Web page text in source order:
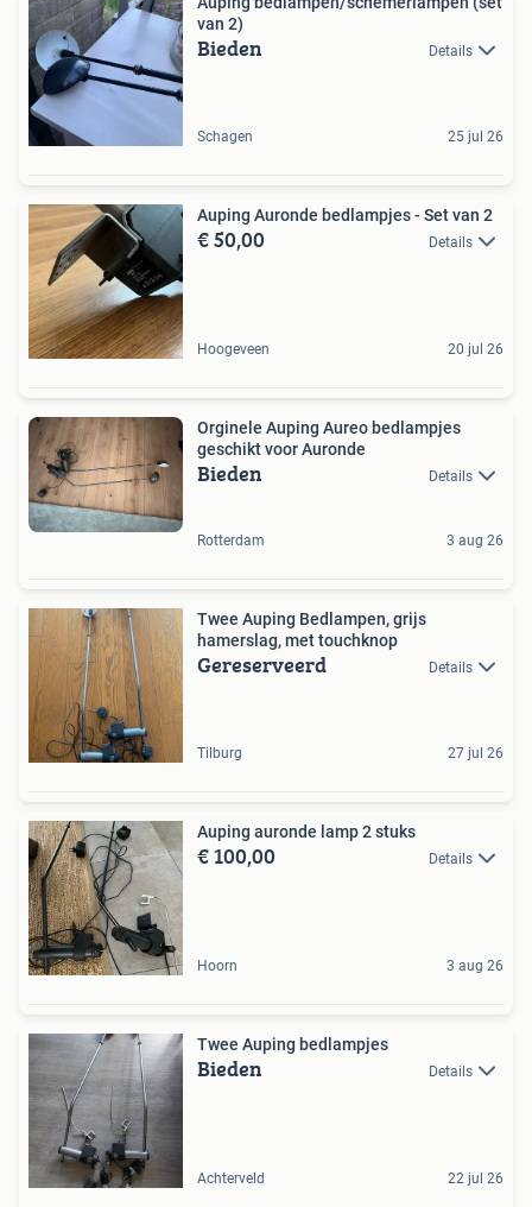
van 2)
Bieden Details
Schagen 25 jul 26
Auping Auronde bedlampjes - Set van 2
€ 50,00 Details
Hoogeveen 20 jul 26
Orginele Auping Aureo bedlampjes
geschikt voor Auronde
Bieden Details
Rotterdam 3 aug 26
Twee Auping Bedlampen, grijs
hamerslag, met touchknop
Gereserveerd Details
Tilburg 27 jul 26
Auping auronde lamp 2 stuks
€ 100,00 Details
Hoorn 3 aug 26
Twee Auping bedlampjes
Bieden Details
Achterveld 22 jul 26